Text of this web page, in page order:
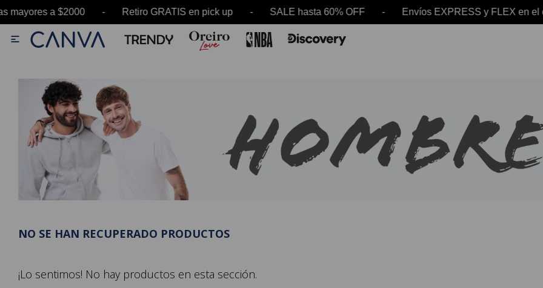
mayores a $2000 - Retiro GRATIS en pick up - SALE hasta 60% OFF - Envíos EXPRESS y FLEX

NO SE HAN RECUPERADO PRODUCTOS
¡Lo sentimos! No hay productos en esta sección.